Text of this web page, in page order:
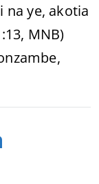
na ye, akotia
MNB)